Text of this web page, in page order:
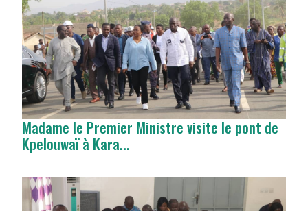
Madame le Premier Ministre visite le pont de
Kpelouwaï à Kara...